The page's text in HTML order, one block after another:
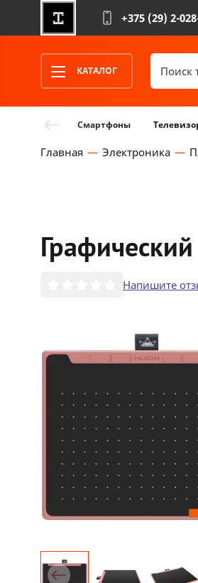
+375 (29) 2-
КАТАЛОГ
Смартфоны
Главная Электроника
Напишите